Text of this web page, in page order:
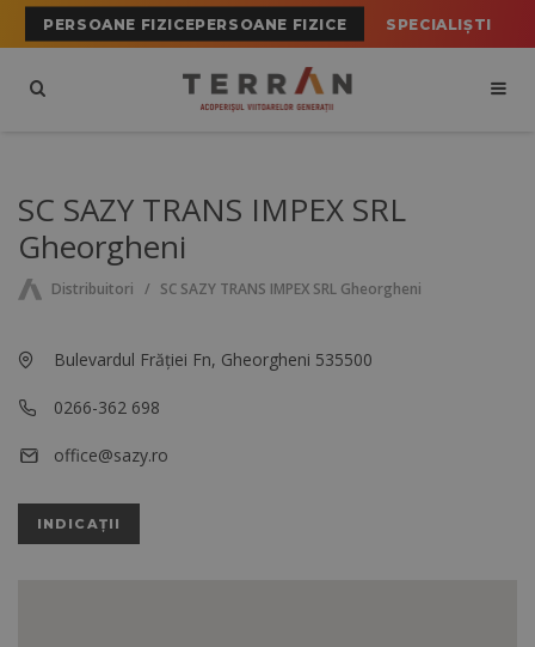
PERSOANE FIZICEPERSOANE FIZICE SPECIALIȘTI
SC SAZY TRANS IMPEX SRL
Gheorgheni
Distribuitori SC SAZY TRANS IMPEX SRL Gheorgheni
Bulevardul Frăției Fn, Gheorgheni 535500
0266-362 698
office@sazy.ro
INDICAȚII